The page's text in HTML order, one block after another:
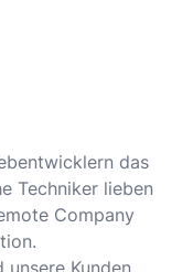
das
Techniker lieben
Company